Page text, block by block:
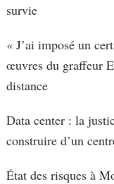
survie
« J’ai imposé un
œuvres du graffeur
distance
Data center : la
construire d’un
État des risques à